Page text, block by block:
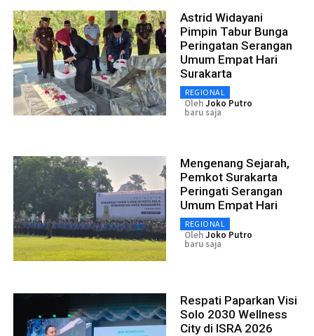
Astrid Widayani
Pimpin Tabur Bunga
Peringatan Serangan
Umum Empat Hari
Surakarta
REGIONAL
OlehJoko Putro
baru saja
Mengenang Sejarah,
Pemkot Surakarta
Peringati Serangan
Umum Empat Hari
REGIONAL
OlehJoko Putro
baru saja
Respati Paparkan Visi
Solo 2030 Wellness
City di ISRA 2026